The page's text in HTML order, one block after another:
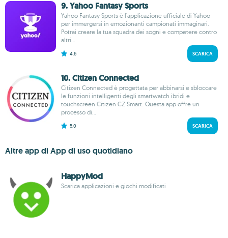
9. Yahoo Fantasy Sports
Yahoo Fantasy Sports è l'applicazione ufficiale di Yahoo
per immergersi in emozionanti campionati immaginari.
Potrai creare la tua squadra dei sogni e competere contro
altri...
4.6 SCARICA
10. Citizen Connected
Citizen Connected è progettata per abbinarsi e sbloccare
le funzioni intelligenti degli smartwatch ibridi e
touchscreen Citizen CZ Smart. Questa app offre un
processo di...
5.0 SCARICA
Altre app di App di uso quotidiano
HappyMod
Scarica applicazioni e giochi modificati